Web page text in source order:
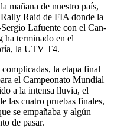
mañana de nuestro país,
Raid de FIA donde la
Lafuente con el Can-
terminado en el
la UTV T4.
la etapa final
el Campeonato Mundial
a la intensa lluvia, el
las cuatro pruebas finales,
se empañaba y algún
de pasar.